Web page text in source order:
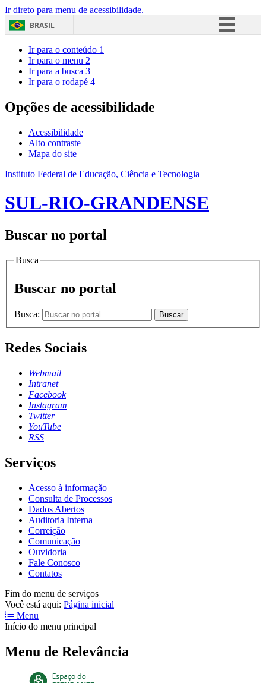
Ir direto para menu de acessibilidade.
BRASIL
Acesso à informação
Ir para o conteúdo 1
Ir para o menu 2
Ir para a busca 3
Ir para o rodapé 4
Opções de acessibilidade
Acessibilidade
Alto contraste
Mapa do site
Instituto Federal de Educação, Ciência e Tecnologia
SUL-RIO-GRANDENSE
Buscar no portal
Busca
Buscar no portal
Busca: Buscar
Redes Sociais
Webmail
Intranet
Facebook
Instagram
Twitter
YouTube
RSS
Serviços
Acesso à informação
Consulta de Processos
Dados Abertos
Auditoria Interna
Correição
Comunicação
Ouvidoria
Fale Conosco
Contatos
Fim do menu de serviços
Você está aqui: Página inicial
Menu
Início do menu principal
Menu de Relevância